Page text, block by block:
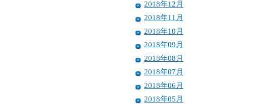
2018年12月
2018年11月
2018年10月
2018年09月
2018年08月
2018年07月
2018年06月
2018年05月